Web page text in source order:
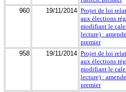
960 19/11/2014 Projet de loi
aux élections
modifiant le
lecture) :
premier
958 19/11/2014 Projet de loi
aux élections
modifiant le
lecture) :
premier